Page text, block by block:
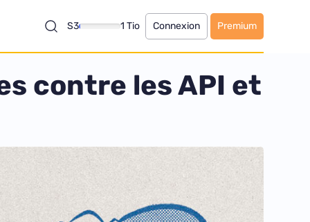
S3 1 Tio Connexion Premium
contre les API et